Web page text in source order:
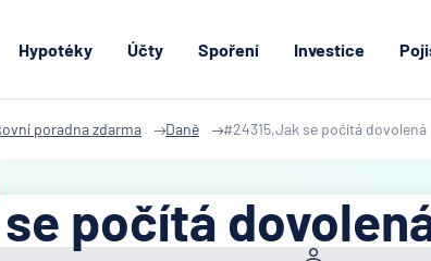
Hypotéky Účty Spoření Investice
poradna zdarma Daně #24315,Jak se počítá dovolená
počítá